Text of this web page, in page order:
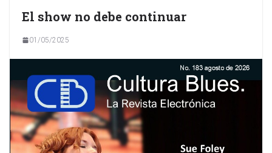
El show no debe continuar
01/05/2025